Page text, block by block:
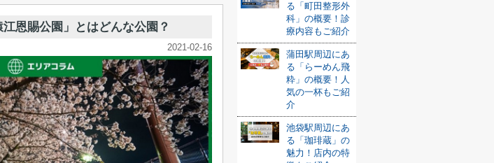
恩賜公園」とはどんな公園？
2021-02-16
る「町田整形外
科」の概要！診
療内容もご紹介
蒲田駅周辺にあ
る「らーめん飛
粋」の概要！人
気の一杯もご紹
介
池袋駅周辺にあ
る「珈琲蔵」の
魅力！店内の特